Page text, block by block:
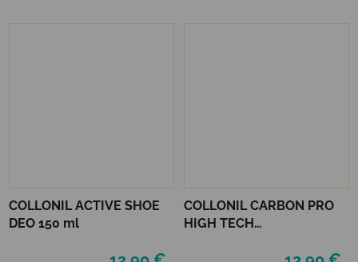
COLLONIL ACTIVE SHOE
DEO 150 ml
COLLONIL CARBON PRO
HIGH TECH